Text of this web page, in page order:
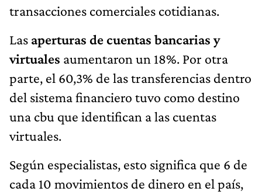
transacciones comerciales cotidianas.
Las aperturas de cuentas bancarias y
virtuales aumentaron un 18%. Por otra
parte, el 60,3% de las transferencias dentro
del sistema financiero tuvo como destino
una cbu que identifican a las cuentas
virtuales.
Según especialistas, esto significa que 6 de
cada 10 movimientos de dinero en el país,